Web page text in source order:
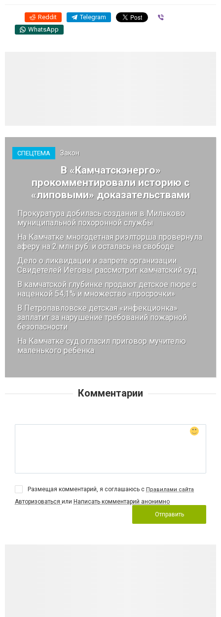
Reddit Telegram
WhatsApp
СПЕЦТЕМА Закон
В «Камчатскэнерго»
прокомментировали историю с
«липовыми» доказательствами
Прокуратура добилась создания в Мильково
муниципальной похоронной службы
На Камчатке многодетная риэлторша провернула
аферу на 2 млн руб. и осталась на свободе
Дело о ликвидации и запрете организации
Свидетелей Иеговы рассмотрит камчатский суд
В камчатской глубинке продают детское пюре с
наценкой 54,1% и множество «просрочки»
В Петропавловске детская «инфекционка»
заплатит за нарушение требований пожарной
безопасности
На Камчатке суд огласил приговор мучителю
маленького ребенка
Комментарии
Размещая комментарий, я соглашаюсь с Правилами сайта
Авторизоваться или Написать комментарий анонимно
Отправить